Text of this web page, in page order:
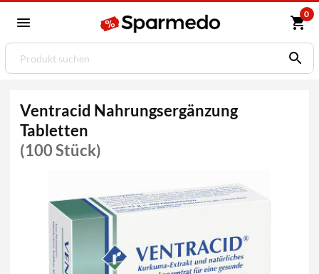
0
Ventracid Nahrungsergänzung
Tabletten
(100 Stück)